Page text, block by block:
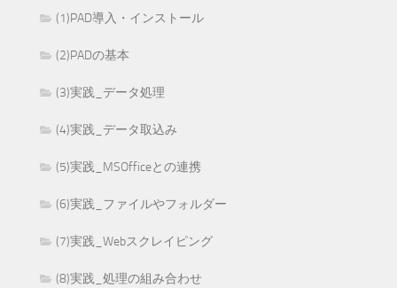
(1)PAD導入・インストール
(2)PADの基本
(3)実践_データ処理
(4)実践_データ取込み
(5)実践_MSOfficeとの連携
(6)実践_ファイルやフォルダー
(7)実践_Webスクレイピング
(8)実践_処理の組み合わせ